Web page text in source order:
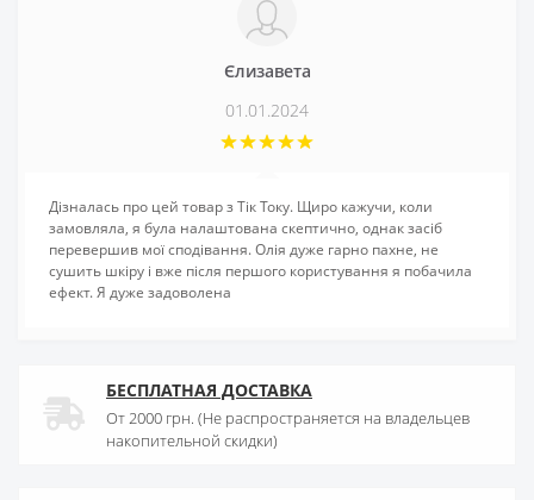
Єлизавета
01.01.2024
Дізналась про цей товар з Тік Току. Щиро кажучи, коли
замовляла, я була налаштована скептично, однак засіб
перевершив мої сподівання. Олія дуже гарно пахне, не
сушить шкіру і вже після першого користування я побачила
ефект. Я дуже задоволена
БЕСПЛАТНАЯ ДОСТАВКА
От 2000 грн. (Не распространяется на владельцев
накопительной скидки)